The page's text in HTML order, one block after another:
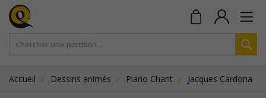
Accueil Dessins animés Piano Chant Jacques Cardona